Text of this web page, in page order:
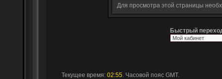
Для просмотра этой страницы
Быстрый
Текущее время: 02:55. Часовой пояс GMT.